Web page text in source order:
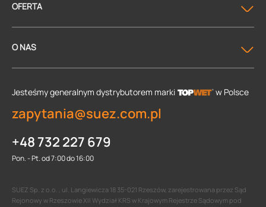
OFERTA
O NAS
Jesteśmy generalnym dystrybutorem marki w Polsce
zapytania@suez.com.pl
+48 732 227 679
Pon. - Pt. od 7:00 do 16:00
SUEZ Sp. z o.o. , ul. Langiewicza 18 35-021 Rzeszów, zarejestrowana przez Sąd
Rejonowy w Rzeszowie XII Wydział KRS w Krajowym Rejestrze Sądowym pod